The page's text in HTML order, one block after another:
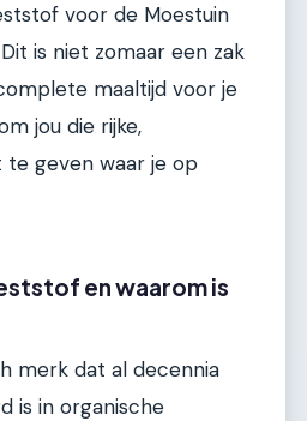
voor de Moestuin
is niet zomaar een zak
maaltijd voor je
jou die rijke,
geven waar je op
en waarom is
merk dat al decennia
is in organische